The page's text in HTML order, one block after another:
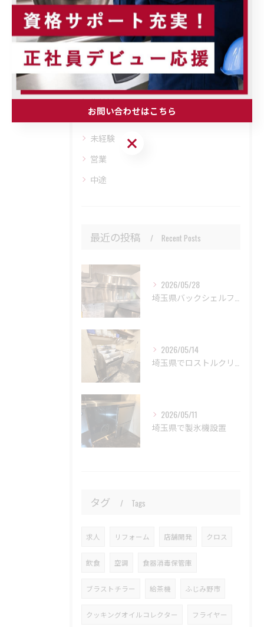
カテゴリー Categories
全てのカテゴリー
正社員
経験者
未経験
営業
中途
最近の投稿 Recent Posts
2026/05/28
2026/05/14
2026/05/11
埼玉県で製氷機設置
タグ Tags
求人 リフォーム 店舗開発 クロス
飲食 空調 食器消毒保管庫
ブラストチラー 給茶機 ふじみ野市
クッキングオイルコレクター フライヤー
お問い合わせはこちら
お問い合わせはこちら